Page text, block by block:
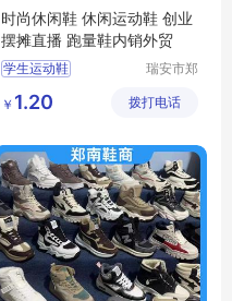
时尚休闲鞋 休闲运动鞋 创业
摆摊直播 跑量鞋内销外贸
学生运动鞋
男款运动鞋
休闲运动鞋
瑞安市郑
（个体工
￥ 1.20 拨打电话